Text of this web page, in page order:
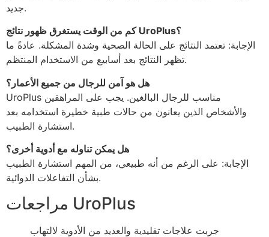
جديد.
كم من الوقت يستغرق ظهور نتائج UroPlus؟
الإجابة: تعتمد النتائج على الحالة الصحية وشدة المشكلة. عادةً ما
تظهر النتائج بعد أسابيع من الاستخدام المنتظم.
هل هو آمن للرجال من جميع الأعمار؟
UroPlus مناسب للرجال البالغين. يجب على المراهقين
والأشخاص الذين يعانون من حالات طبية خطيرة استخدامه بعد
استشارة الطبيب.
هل يمكن تناوله مع أدوية أخرى؟
الإجابة: على الرغم من أنه طبيعي، من المهم استشارة الطبيب
بشأن التفاعلات الدوائية.
مراجعات UroPlus
جربت علاجات تقليدية والعديد من الأدوية لالتهاب